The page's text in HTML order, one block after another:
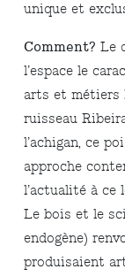
unique et
Comment? Le
l’espace le
arts et métiers
ruisseau
l’achigan, ce
approche
l’actualité à ce
Le bois et le
endogène)
produisaient